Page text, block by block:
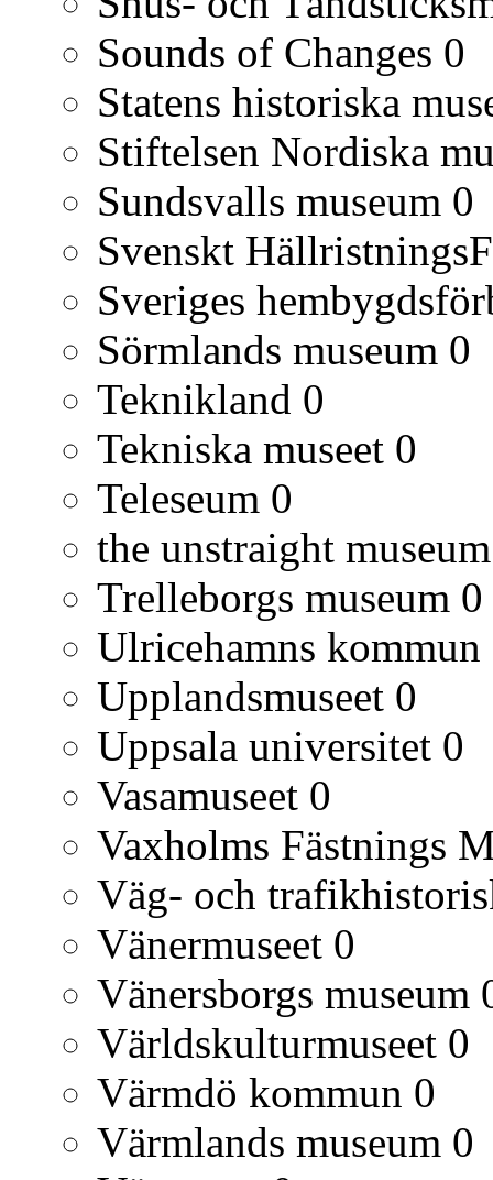
Sounds of Changes 0
Statens historiska
Stiftelsen Nordiska
Sundsvalls museum 0
Svenskt
Sveriges
Sörmlands museum 0
Teknikland 0
Tekniska museet 0
Teleseum 0
the unstraight museum
Trelleborgs museum 0
Ulricehamns kommun
Upplandsmuseet 0
Uppsala universitet 0
Vasamuseet 0
Vaxholms Fästnings
Väg- och
Vänermuseet 0
Vänersborgs museum
Världskulturmuseet 0
Värmdö kommun 0
Värmlands museum 0